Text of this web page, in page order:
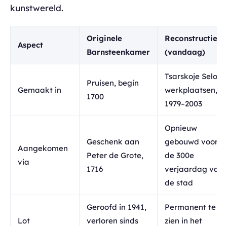
kunstwereld.
Aspect
Originele
Barnsteenkamer
Reconstructie
(vandaag)
Gemaakt in
Pruisen, begin
1700
Tsarskoje Selo-
werkplaatsen,
1979–2003
Aangekomen
via
Geschenk aan
Peter de Grote,
1716
Opnieuw
gebouwd voor
de 300e
verjaardag van
de stad
Lot
Geroofd in 1941,
verloren sinds
Permanent te
zien in het